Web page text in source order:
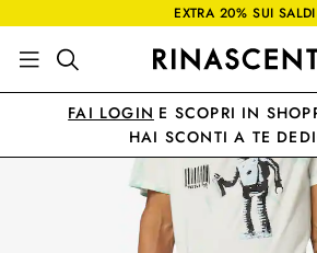
EXTRA 20% SUI SALDI
FAI LOGIN E SCOPRI IN
HAI SCONTI A TE